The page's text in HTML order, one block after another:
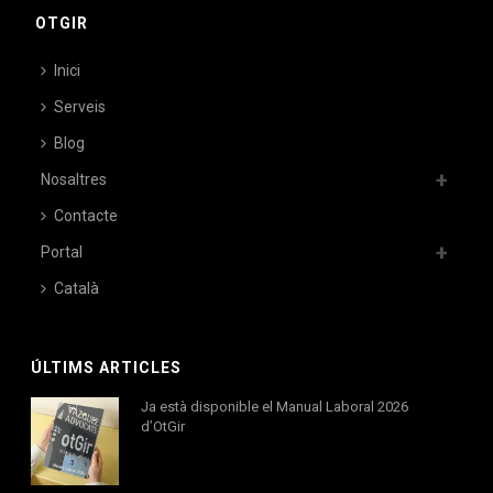
OTGIR
Inici
Serveis
Blog
Nosaltres
Contacte
Portal
Català
ÚLTIMS ARTICLES
Ja està disponible el Manual Laboral 2026
d’OtGir